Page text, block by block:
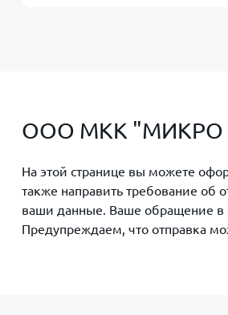
ООО МКК "МИКРО
На этой странице вы можете
также направить требование об
ваши данные. Ваше обращение в
Предупреждаем, что отправка